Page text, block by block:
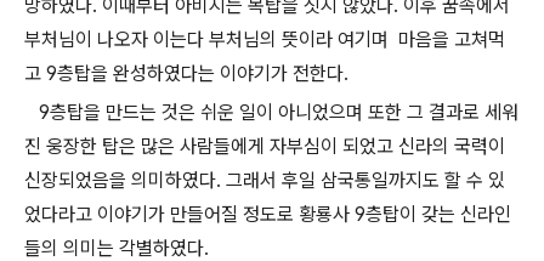
망하였다. 이때부터 아비지는 목탑을 짓지 않았다. 이후 꿈속에서
부처님이 나오자 이는다 부처님의 뜻이라 여기며 마음을 고쳐먹
고 9층탑을 완성하였다는 이야기가 전한다.
9층탑을 만드는 것은 쉬운 일이 아니었으며 또한 그 결과로 세워
진 웅장한 탑은 많은 사람들에게 자부심이 되었고 신라의 국력이
신장되었음을 의미하였다. 그래서 후일 삼국통일까지도 할 수 있
었다라고 이야기가 만들어질 정도로 황룡사 9층탑이 갖는 신라인
들의 의미는 각별하였다.